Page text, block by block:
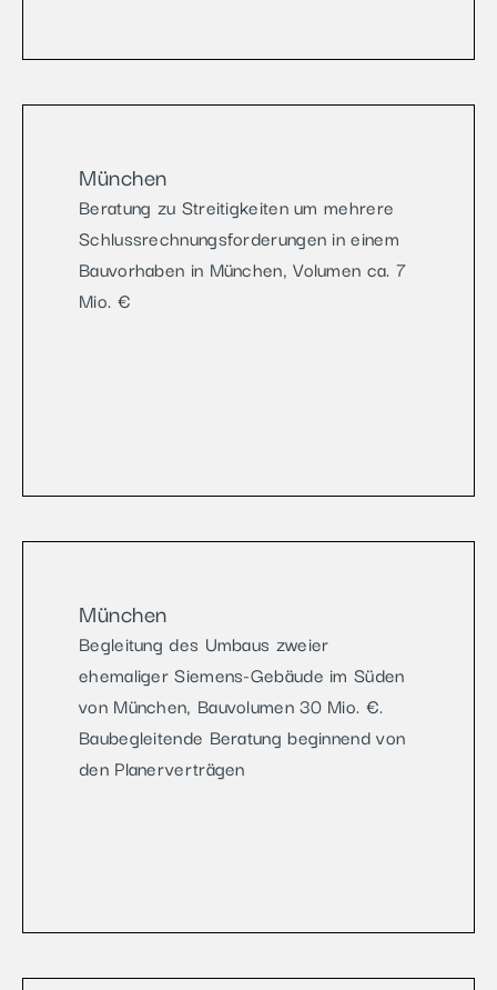
München
Beratung zu Streitigkeiten um mehrere
Schlussrechnungsforderungen in einem
Bauvorhaben in München, Volumen ca. 7
Mio. €
München
Begleitung des Umbaus zweier
ehemaliger Siemens-Gebäude im Süden
von München, Bauvolumen 30 Mio. €.
Baubegleitende Beratung beginnend von
den Planerverträgen